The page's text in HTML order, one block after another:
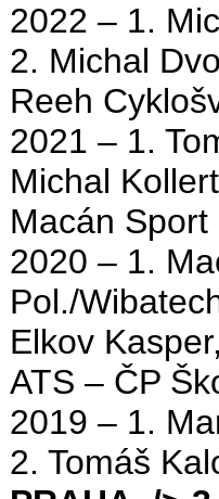
2022 – 1.
2. Michal
Reeh
2021 – 1.
Michal
Macán Sport
2020 – 1.
Pol./
Elkov
ATS – ČP
2019 – 1.
2. Tomáš